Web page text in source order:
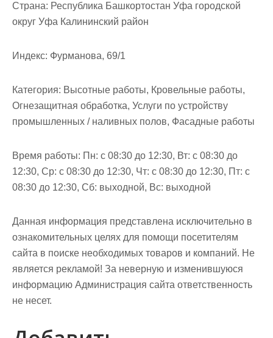
Страна: Республика Башкортостан Уфа городской
округ Уфа Калининский район
Индекс: Фурманова, 69/1
Категория: Высотные работы, Кровельные работы,
Огнезащитная обработка, Услуги по устройству
промышленных / наливных полов, Фасадные работы
Время работы: Пн: с 08:30 до 12:30, Вт: с 08:30 до
12:30, Ср: с 08:30 до 12:30, Чт: с 08:30 до 12:30, Пт: с
08:30 до 12:30, Сб: выходной, Вс: выходной
Данная информация представлена исключительно в
ознакомительных целях для помощи посетителям
сайта в поиске необходимых товаров и компаний. Не
является рекламой! За неверную и изменившуюся
информацию Администрация сайта ответственность
не несет.